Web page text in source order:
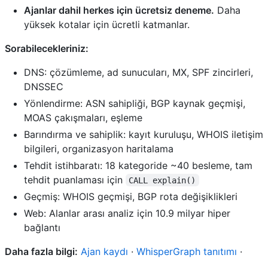
Ajanlar dahil herkes için ücretsiz deneme. Daha
yüksek kotalar için ücretli katmanlar.
Sorabilecekleriniz:
DNS: çözümleme, ad sunucuları, MX, SPF zincirleri,
DNSSEC
Yönlendirme: ASN sahipliği, BGP kaynak geçmişi,
MOAS çakışmaları, eşleme
Barındırma ve sahiplik: kayıt kuruluşu, WHOIS iletişim
bilgileri, organizasyon haritalama
Tehdit istihbaratı: 18 kategoride ~40 besleme, tam
tehdit puanlaması için
CALL explain()
Geçmiş: WHOIS geçmişi, BGP rota değişiklikleri
Web: Alanlar arası analiz için 10.9 milyar hiper
bağlantı
Daha fazla bilgi: Ajan kaydı · WhisperGraph tanıtımı ·